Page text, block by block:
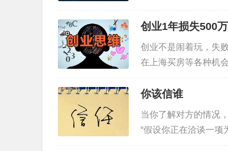
送给你…
创业1年损失500
创业不是闹着玩，失
在上海买房等各种机
虎嗅们每天推送创业
得起这帮可劲儿鼓噪
2013 年初，我回到
小团队。6 月份项目
你该信谁
当你了解对方的情况
“假设你正在洽谈一
就特定服务和你达成